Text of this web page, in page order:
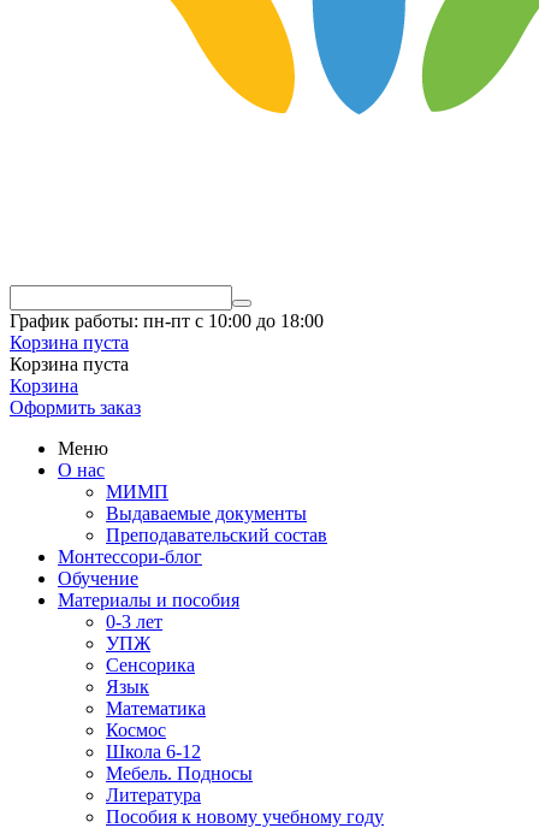
График работы: пн-пт с 10:00 до 18:00
Корзина пуста
Корзина пуста
Корзина
Оформить заказ
Меню
О нас
МИМП
Выдаваемые документы
Преподавательский состав
Монтессори-блог
Обучение
Материалы и пособия
0-3 лет
УПЖ
Сенсорика
Язык
Математика
Космос
Школа 6-12
Мебель. Подносы
Литература
Пособия к новому учебному году